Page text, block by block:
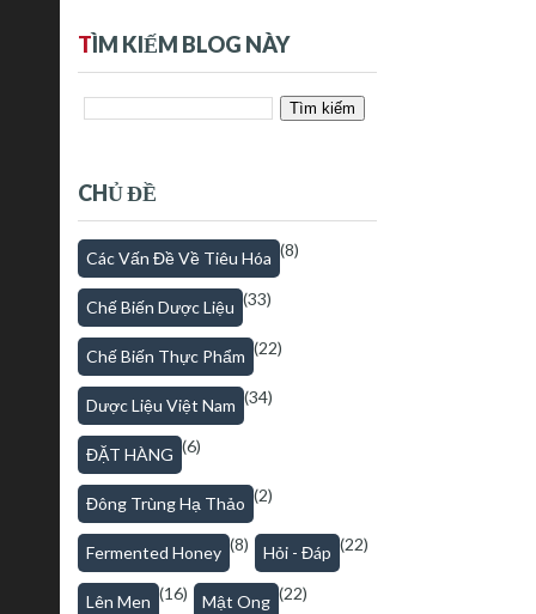
TÌM KIẾM BLOG NÀY
CHỦ ĐỀ
Các Vấn Đề Về Tiêu Hóa (8)
Chế Biến Dược Liệu (33)
Chế Biến Thực Phẩm (22)
Dược Liệu Việt Nam (34)
ĐẶT HÀNG (6)
Đông Trùng Hạ Thảo (2)
Fermented Honey (8) Hỏi - Đáp (22)
Lên Men (16) Mật Ong (22)